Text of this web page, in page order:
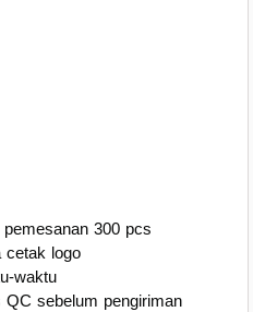
300 pcs
cetak logo
waktu
sebelum pengiriman